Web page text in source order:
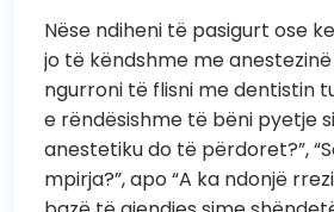
Nëse ndiheni të pasigurt ose
jo të këndshme me
ngurroni të flisni me dentistin
e rëndësishme të bëni pyetje
anestetiku do të përdoret?”,
mpirja?”, apo “A ka ndonjë